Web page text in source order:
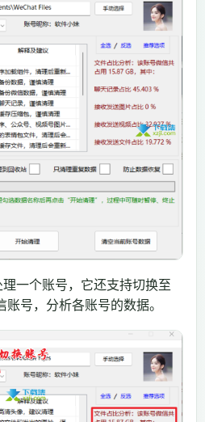
一个账号，它还支持切换至
号，分析各账号的数据。